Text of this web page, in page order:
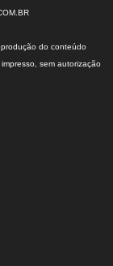
do conteúdo
sem autorização